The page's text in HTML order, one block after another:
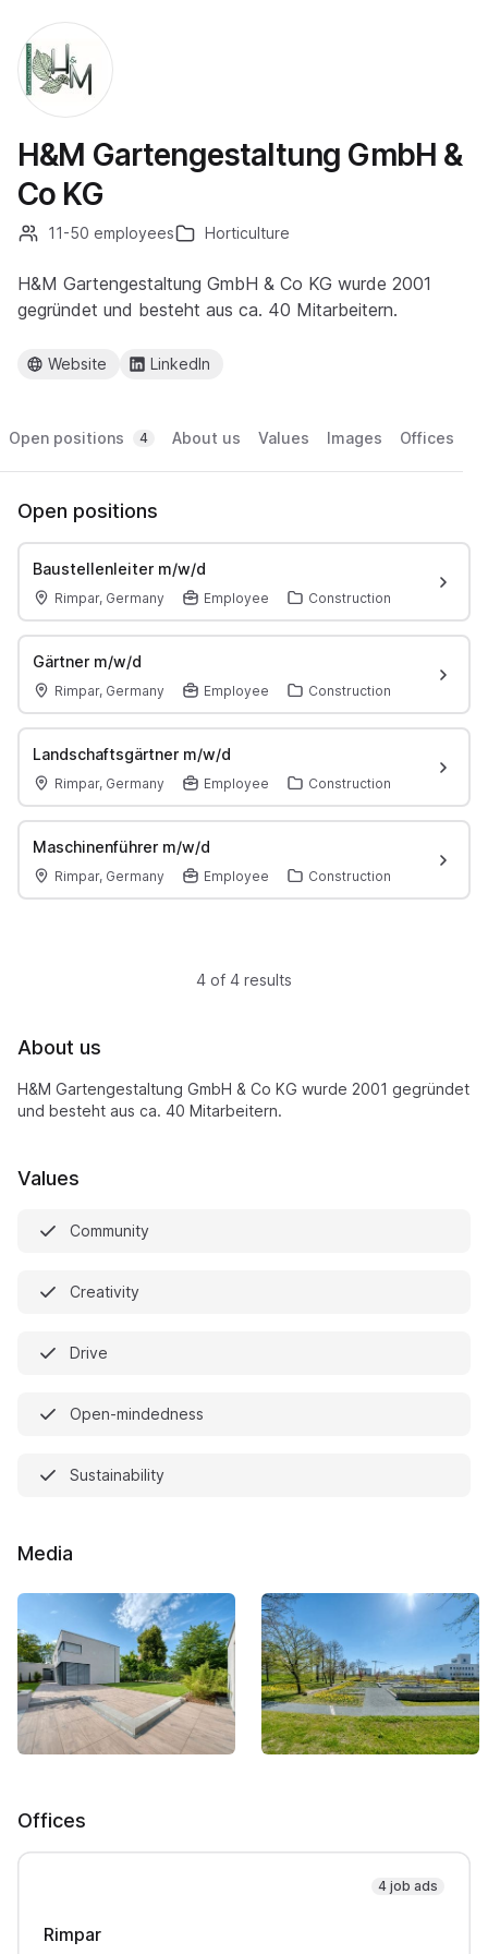
H&M Gartengestaltung GmbH &
Co KG
11-50 employees Horticulture
H&M Gartengestaltung GmbH & Co KG wurde 2001
gegründet und besteht aus ca. 40 Mitarbeitern.
Website LinkedIn
Open positions 4 About us Values Images Offices
Open positions
Baustellenleiter m/w/d
Rimpar, Germany Employee Construction
Gärtner m/w/d
Rimpar, Germany Employee Construction
Landschaftsgärtner m/w/d
Rimpar, Germany Employee Construction
Maschinenführer m/w/d
Rimpar, Germany Employee Construction
4 of 4 results
About us
H&M Gartengestaltung GmbH & Co KG wurde 2001 gegründet
und besteht aus ca. 40 Mitarbeitern.
Values
Community
Creativity
Drive
Open-mindedness
Sustainability
Media
Offices
4 job ads
Rimpar